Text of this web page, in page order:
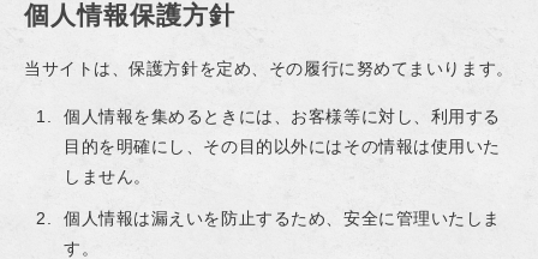
個人情報保護方針
当サイトは、保護方針を定め、その履行に努めてまいります。
個人情報を集めるときには、お客様等に対し、利用する
目的を明確にし、その目的以外にはその情報は使用いた
しません。
個人情報は漏えいを防止するため、安全に管理いたしま
す。